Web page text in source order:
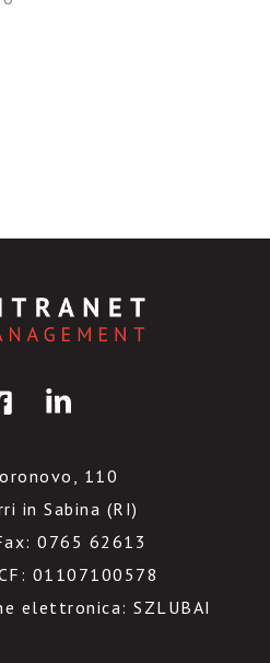
110
in Sabina (RI)
0765 62613
01107100578
elettronica: SZLUBAI